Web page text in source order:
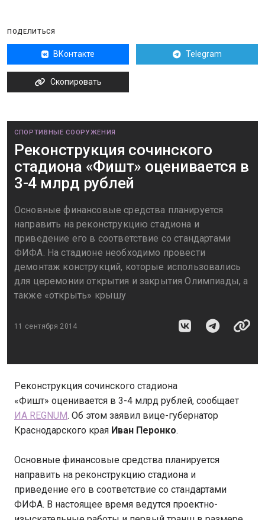
ПОДЕЛИТЬСЯ
ВКонтакте Telegram
Скопировать
СПОРТИВНЫЕ СООРУЖЕНИЯ
Реконструкция сочинского
стадиона «Фишт» оценивается в
3-4 млрд рублей
Основные финансовые средства планируется
направить на реконструкцию стадиона и
приведение его в соответствие со стандартами
ФИФА. На стадионе необходимо провести
демонтаж конструкций, которые использовались
для церемонии открытия и закрытия Олимпиады, а
также «открыть» крышу
11 сентября 2014
Реконструкция сочинского стадиона
«Фишт» оценивается в 3-4 млрд рублей, сообщает
ИА REGNUM. Об этом заявил вице-губернатор
Краснодарского края Иван Перонко.
Основные финансовые средства планируется
направить на реконструкцию стадиона и
приведение его в соответствие со стандартами
ФИФА. В настоящее время ведутся проектно-